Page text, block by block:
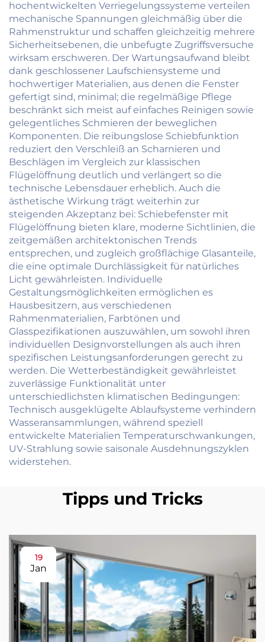
hochentwickelten Verriegelungssysteme verteilen
mechanische Spannungen gleichmäßig über die
Rahmenstruktur und schaffen gleichzeitig mehrere
Sicherheitsebenen, die unbefugte Zugriffsversuche
wirksam erschweren. Der Wartungsaufwand bleibt
dank geschlossener Laufschiensysteme und
hochwertiger Materialien, aus denen die Fenster
gefertigt sind, minimal; die regelmäßige Pflege
beschränkt sich meist auf einfaches Reinigen sowie
gelegentliches Schmieren der beweglichen
Komponenten. Die reibungslose Schiebfunktion
reduziert den Verschleiß an Scharnieren und
Beschlägen im Vergleich zur klassischen
Flügelöffnung deutlich und verlängert so die
technische Lebensdauer erheblich. Auch die
ästhetische Wirkung trägt weiterhin zur
steigenden Akzeptanz bei: Schiebefenster mit
Flügelöffnung bieten klare, moderne Sichtlinien, die
zeitgemäßen architektonischen Trends
entsprechen, und zugleich großflächige Glasanteile,
die eine optimale Durchlässigkeit für natürliches
Licht gewährleisten. Individuelle
Gestaltungsmöglichkeiten ermöglichen es
Hausbesitzern, aus verschiedenen
Rahmenmaterialien, Farbtönen und
Glasspezifikationen auszuwählen, um sowohl ihren
individuellen Designvorstellungen als auch ihren
spezifischen Leistungsanforderungen gerecht zu
werden. Die Wetterbeständigkeit gewährleistet
zuverlässige Funktionalität unter
unterschiedlichsten klimatischen Bedingungen:
Technisch ausgeklügelte Ablaufsysteme verhindern
Wasseransammlungen, während speziell
entwickelte Materialien Temperaturschwankungen,
UV-Strahlung sowie saisonale Ausdehnungszyklen
widerstehen.
Tipps und Tricks
19
Jan